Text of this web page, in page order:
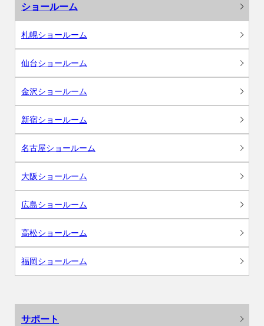
ショールーム
札幌ショールーム
仙台ショールーム
金沢ショールーム
新宿ショールーム
名古屋ショールーム
大阪ショールーム
広島ショールーム
高松ショールーム
福岡ショールーム
サポート